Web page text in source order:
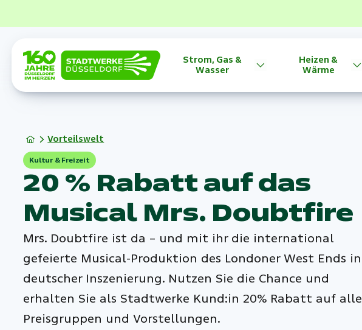
Strom, Gas &
Wasser
Heizen &
Wärme
Vorteilswelt
Kultur & Freizeit
20 % Rabatt auf das
Musical Mrs. Doubtfire
Mrs. Doubtfire ist da – und mit ihr die international
gefeierte Musical-Produktion des Londoner West Ends in
deutscher Inszenierung. Nutzen Sie die Chance und
erhalten Sie als Stadtwerke Kund:in 20% Rabatt auf alle
Preisgruppen und Vorstellungen.